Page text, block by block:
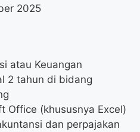
2025
atau Keuangan
2 tahun di bidang
Office (khususnya Excel)
dan perpajakan